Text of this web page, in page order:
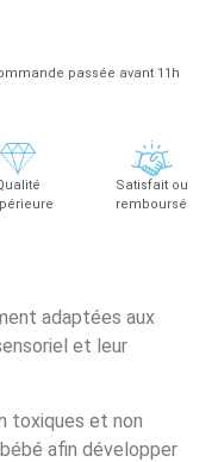
passée avant 11h
Satisfait ou
remboursé
adaptées aux
et leur
toxiques et non
afin développer